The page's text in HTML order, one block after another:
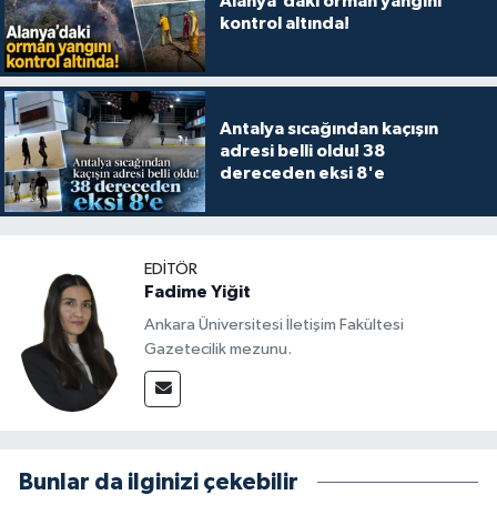
kontrol altında!
Antalya sıcağından kaçışın
adresi belli oldu! 38
dereceden eksi 8'e
EDITÖR
Fadime Yiğit
Ankara Üniversitesi İletişim Fakültesi
Gazetecilik mezunu.
Bunlar da ilginizi çekebilir